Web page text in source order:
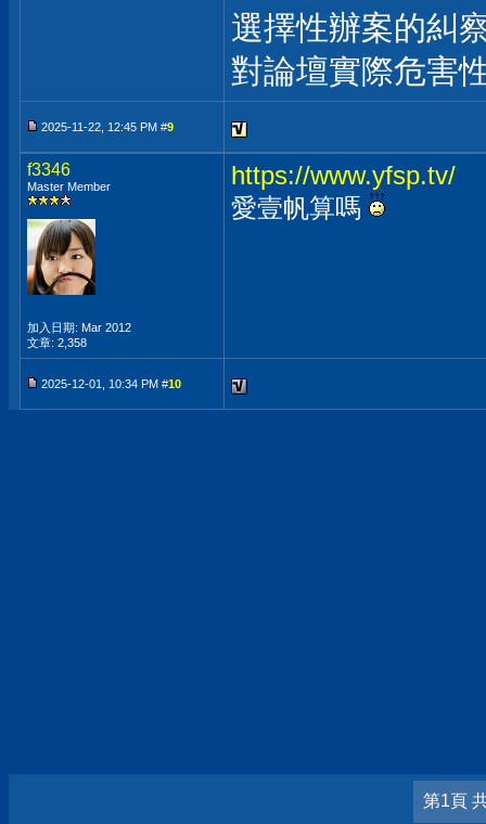
選擇性辦案的糾
對論壇實際危害
2025-11-22, 12:45 PM #9
f3346
Master Member
加入日期: Mar 2012
文章: 2,358
https://www.yfsp.tv/
愛壹帆算嗎
2025-12-01, 10:34 PM #10
第1頁